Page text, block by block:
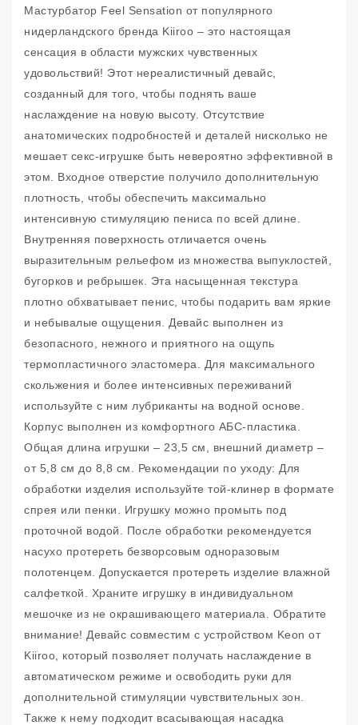
Мастурбатор Feel Sensation от популярного
нидерландского бренда Kiiroo – это настоящая
сенсация в области мужских чувственных
удовольствий! Этот нереалистичный девайс,
созданный для того, чтобы поднять ваше
наслаждение на новую высоту. Отсутствие
анатомических подробностей и деталей нисколько не
мешает секс-игрушке быть невероятно эффективной в
этом. Входное отверстие получило дополнительную
плотность, чтобы обеспечить максимально
интенсивную стимуляцию пениса по всей длине.
Внутренняя поверхность отличается очень
выразительным рельефом из множества выпуклостей,
бугорков и ребрышек. Эта насыщенная текстура
плотно обхватывает пенис, чтобы подарить вам яркие
и небывалые ощущения. Девайс выполнен из
безопасного, нежного и приятного на ощупь
термопластичного эластомера. Для максимального
скольжения и более интенсивных переживаний
используйте с ним лубриканты на водной основе.
Корпус выполнен из комфортного АБС-пластика.
Общая длина игрушки – 23,5 см, внешний диаметр –
от 5,8 см до 8,8 см. Рекомендации по уходу: Для
обработки изделия используйте той-клинер в формате
спрея или пенки. Игрушку можно промыть под
проточной водой. После обработки рекомендуется
насухо протереть безворсовым одноразовым
полотенцем. Допускается протереть изделие влажной
салфеткой. Храните игрушку в индивидуальном
мешочке из не окрашивающего материала. Обратите
внимание! Девайс совместим с устройством Keon от
Kiiroo, который позволяет получать наслаждение в
автоматическом режиме и освободить руки для
дополнительной стимуляции чувствительных зон.
Также к нему подходит всасывающая насадка